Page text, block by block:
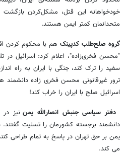
خودخواهانه این قتل، مشکل‌کردن بازگشت
متحدانمان کمتر ایمن هستند.
گروه صلح‌طلب کدپینک هم با محکوم کردن
"محسن فخری‌زاده"، اعلام کرد: اسرائیل در
سفید را ترک کند، جنگی با ایران به راه
ترور غیرقانونی محسن فخری زاده دانشمند
اسرائیل صلح با ایران را خراب کند!
دفتر سیاسی جنبش انصارالله یمن نیز
دانشمند برجسته کشورمان را تسلیت گفتند.
یمن بر حق تهران در پاسخ به تمام طراحی
می کند.